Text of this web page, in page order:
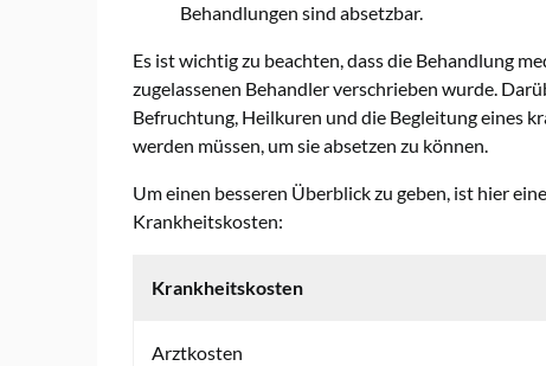
Behandlungen sind absetzbar.
Es ist wichtig zu beachten, dass die Behandlung
zugelassenen Behandler verschrieben wurde.
Befruchtung, Heilkuren und die Begleitung eines
werden müssen, um sie absetzen zu können.
Um einen besseren Überblick zu geben, ist hier
Krankheitskosten:
Krankheitskosten
Arztkosten